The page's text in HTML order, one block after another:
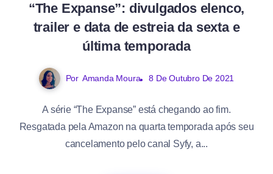
“The Expanse”: divulgados elenco,
trailer e data de estreia da sexta e
última temporada
Por Amanda Moura 8 De Outubro De 2021
A série “The Expanse” está chegando ao fim.
Resgatada pela Amazon na quarta temporada após seu
cancelamento pelo canal Syfy, a...